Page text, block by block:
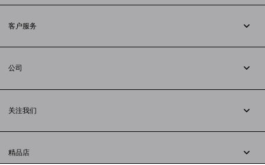
客户服务
配送方式
支付
常见问题解答
公司
法律问题
联合国世界粮食计划署
举报平台
关注我们
小红书
精品店